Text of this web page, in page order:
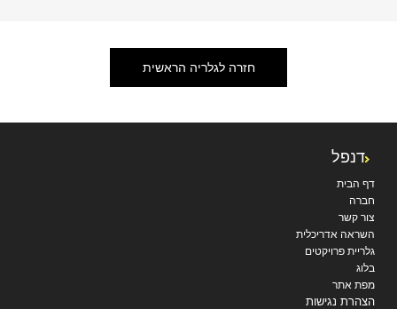
חזרה לגלריה הראשית
דנפל
דף הבית
חברה
צור קשר
השראה אדריכלית
גלריית פרויקטים
בלוג
מפת אתר
הצהרת נגישות